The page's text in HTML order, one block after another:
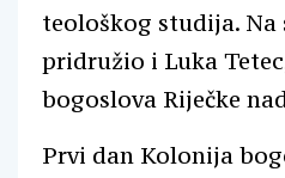
teološkog studija. Na
pridružio i Luka
bogoslova Riječke
Prvi dan Kolonija